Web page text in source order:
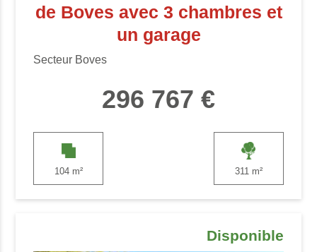
de Boves avec 3 chambres et
un garage
Secteur Boves
296 767 €
104 m² 311 m²
Disponible